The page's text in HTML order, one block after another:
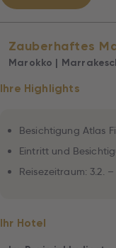
Zauberhaftes
Marokko |
Ihre Highlights
Besichtigung Atlas
Eintritt und
Reisezeitraum: 3.2. –
Ihr Hotel